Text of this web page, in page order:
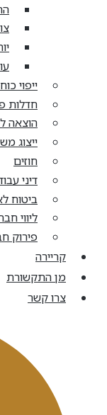
ייפוי
חדלות
הוצאה
ייצוג
חוזים
דיני
ביטוח
ליווי
פירוק
קריירה
מן התקשורת
צרו קשר